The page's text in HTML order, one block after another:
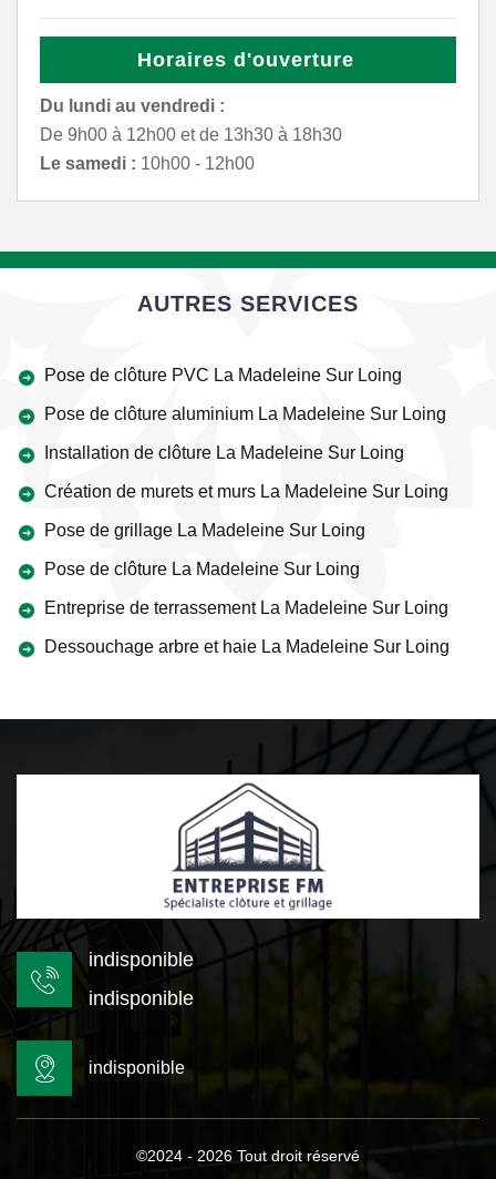
Horaires d'ouverture
Du lundi au vendredi :
De 9h00 à 12h00 et de 13h30 à 18h30
Le samedi : 10h00 - 12h00
AUTRES SERVICES
Pose de clôture PVC La Madeleine Sur Loing
Pose de clôture aluminium La Madeleine Sur Loing
Installation de clôture La Madeleine Sur Loing
Création de murets et murs La Madeleine Sur Loing
Pose de grillage La Madeleine Sur Loing
Pose de clôture La Madeleine Sur Loing
Entreprise de terrassement La Madeleine Sur Loing
Dessouchage arbre et haie La Madeleine Sur Loing
indisponible
indisponible
indisponible
©2024 - 2026 Tout droit réservé